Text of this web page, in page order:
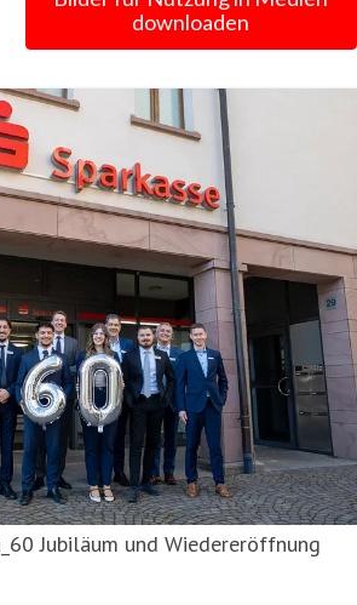
downloaden
Jubiläum und Wiedereröffnung